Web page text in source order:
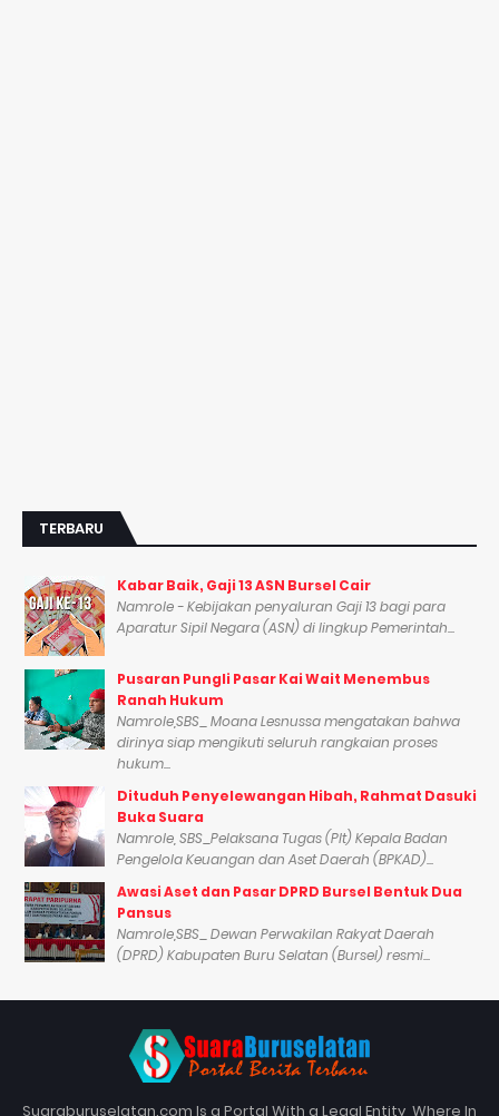
TERBARU
Kabar Baik, Gaji 13 ASN Bursel Cair
Namrole - Kebijakan penyaluran Gaji 13 bagi para
Aparatur Sipil Negara (ASN) di lingkup Pemerintah...
Pusaran Pungli Pasar Kai Wait Menembus
Ranah Hukum
Namrole,SBS_ Moana Lesnussa mengatakan bahwa
dirinya siap mengikuti seluruh rangkaian proses
hukum...
Dituduh Penyelewangan Hibah, Rahmat Dasuki
Buka Suara
Namrole, SBS_Pelaksana Tugas (Plt) Kepala Badan
Pengelola Keuangan dan Aset Daerah (BPKAD)...
Awasi Aset dan Pasar DPRD Bursel Bentuk Dua
Pansus
Namrole,SBS_ Dewan Perwakilan Rakyat Daerah
(DPRD) Kabupaten Buru Selatan (Bursel) resmi...
Suaraburuselatan.com Is a Portal With a Legal Entity, Where In